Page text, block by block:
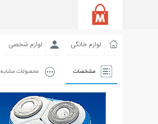
لوازم خانگی لوازم شخصی
مشخصات محصولات مشابه